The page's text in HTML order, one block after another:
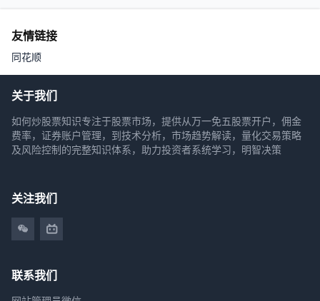
友情链接
同花顺
关于我们
如何炒股票知识专注于股票市场，提供从万一免五股票开户，佣金
费率，证券账户管理，到技术分析，市场趋势解读，量化交易策略
及风险控制的完整知识体系，助力投资者系统学习，明智决策
关注我们
联系我们